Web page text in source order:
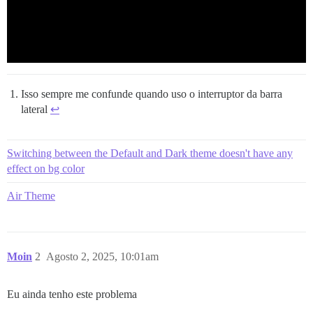
Isso sempre me confunde quando uso o interruptor da barra
lateral ↩︎
Switching between the Default and Dark theme doesn't have any
effect on bg color
Air Theme
Moin Agosto 2, 2025, 10:01am
2
Eu ainda tenho este problema